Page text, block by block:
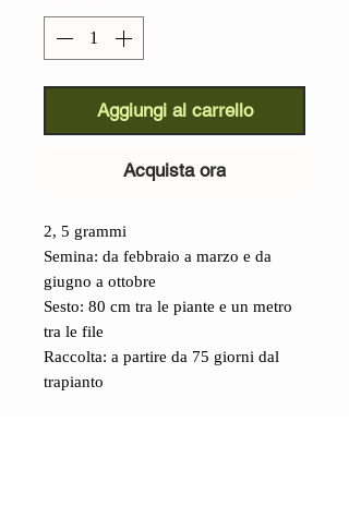
Aggiungi al carrello
Acquista ora
2, 5 grammi
Semina: da febbraio a marzo e da
giugno a ottobre
Sesto: 80 cm tra le piante e un metro
tra le file
Raccolta: a partire da 75 giorni dal
trapianto